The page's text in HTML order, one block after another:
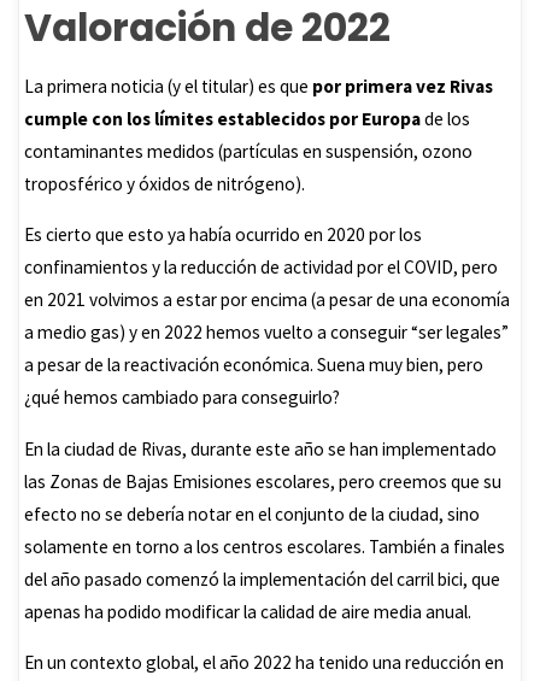
Valoración de 2022
La primera noticia (y el titular) es que por primera vez Rivas
cumple con los límites establecidos por Europade los
contaminantes medidos (partículas en suspensión, ozono
troposférico y óxidos de nitrógeno).
Es cierto que esto ya había ocurrido en 2020 por los
confinamientos y la reducción de actividad por el COVID, pero
en 2021 volvimos a estar por encima (a pesar de una economía
a medio gas) y en 2022 hemos vuelto a conseguir “ser legales”
a pesar de la reactivación económica. Suena muy bien, pero
¿qué hemos cambiado para conseguirlo?
En la ciudad de Rivas, durante este año se han implementado
las Zonas de Bajas Emisiones escolares, pero creemos que su
efecto no se debería notar en el conjunto de la ciudad, sino
solamente en torno a los centros escolares. También a finales
del año pasado comenzó la implementación del carril bici, que
apenas ha podido modificar la calidad de aire media anual.
En un contexto global, el año 2022 ha tenido una reducción en